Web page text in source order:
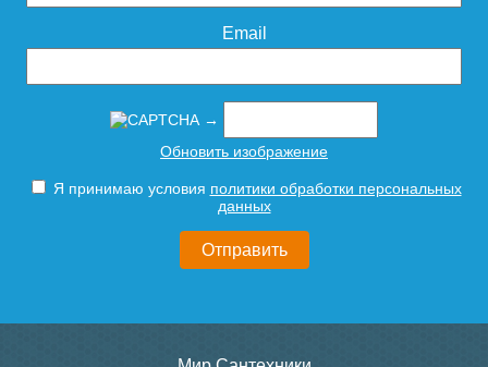
прогреваются. Поэтому главным
преимуществом медно-алюминиевых
радиаторов является то, что даже при низкой
больше тепла.
10 710
Подробнее Подробнее
Чугунный радиатор
WINDSBOLD 400 1 секция
Чугунный радиатор
Радимакс (RETROstyle)
LOFT 600/070 1 секция
Email
→
Обновить изображение
Я принимаю условия политики обработки персональных
данных